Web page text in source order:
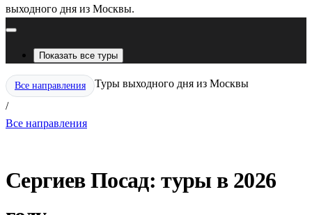
Показать все туры
Все направления
/
Туры выходного дня из Москвы
Все направления
Сергиев Посад: туры в 2026